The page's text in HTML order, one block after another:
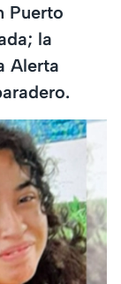
Puerto
la
Alerta